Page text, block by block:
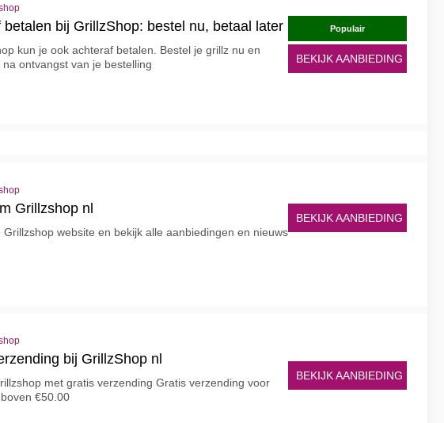
betalen bij GrillzShop: bestel nu, betaal later
kun je ook achteraf betalen. Bestel je grillz nu en
na ontvangst van je bestelling
Populair
BEKIJK AANBIEDING
Grillzshop nl
Grillzshop website en bekijk alle aanbiedingen en nieuws
BEKIJK AANBIEDING
bij GrillzShop nl
met gratis verzending Gratis verzending voor
€50.00
BEKIJK AANBIEDING